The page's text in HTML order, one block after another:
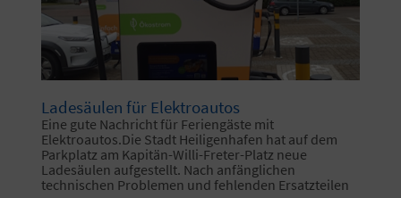
Ladesäulen für Elektroautos
Eine gute Nachricht für Feriengäste mit
Elektroautos.Die Stadt Heiligenhafen hat auf dem
Parkplatz am Kapitän-Willi-Freter-Platz neue
Ladesäulen aufgestellt. Nach anfänglichen
technischen Problemen und fehlenden Ersatzteilen